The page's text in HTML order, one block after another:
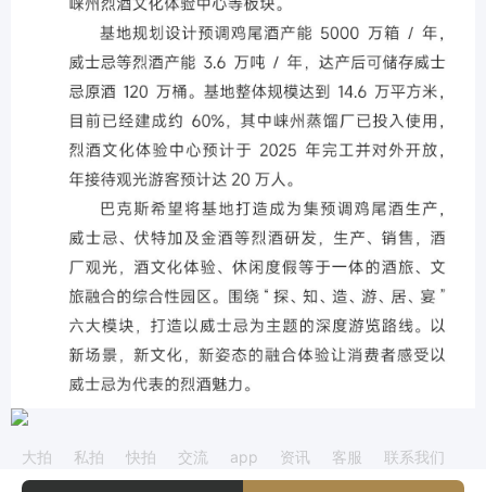
大拍 私拍 快拍 交流 app 资讯 客服 联系我们